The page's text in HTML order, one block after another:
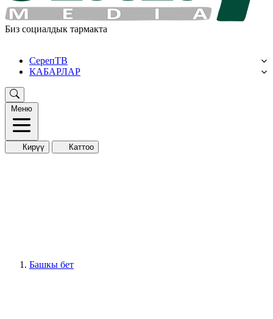
Биз социалдык тармакта
СерепТВ
КАБАРЛАР
Меню
Кирүү Каттоо
Башкы бет